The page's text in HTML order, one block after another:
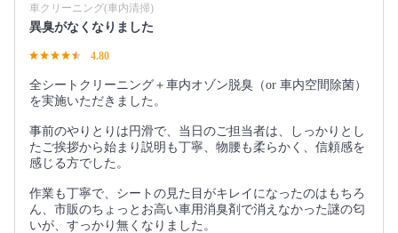
車クリーニング(車内清掃)
異臭がなくなりました
4.80
全シートクリーニング＋車内オゾン脱臭（or 車内空間除菌）
を実施いただきました。
事前のやりとりは円滑で、当日のご担当者は、しっかりとし
たご挨拶から始まり説明も丁寧、物腰も柔らかく、信頼感を
感じる方でした。
作業も丁寧で、シートの見た目がキレイになったのはもちろ
ん、市販のちょっとお高い車用消臭剤で消えなかった謎の匂
いが、すっかり無くなりました。